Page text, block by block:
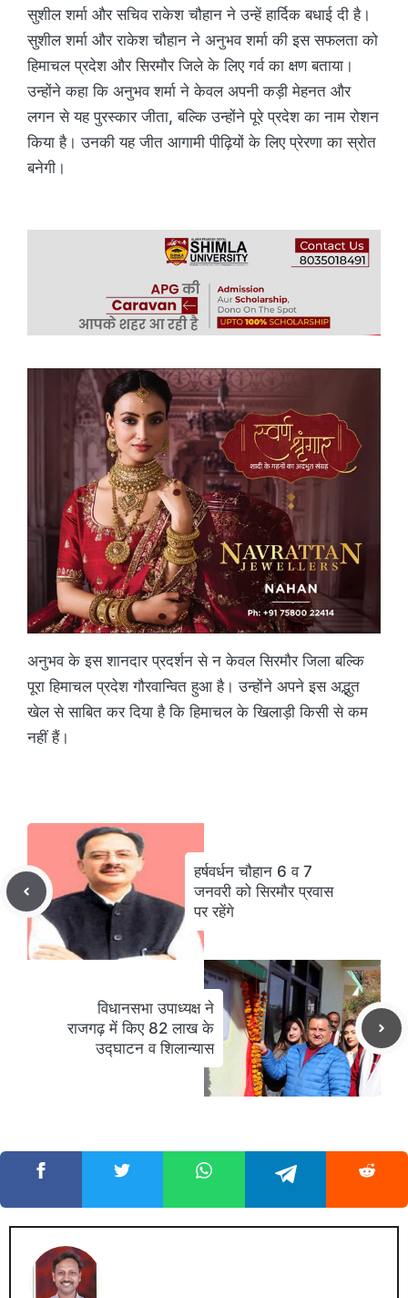
सुशील शर्मा और सचिव राकेश चौहान ने उन्हें हार्दिक बधाई दी है।
सुशील शर्मा और राकेश चौहान ने अनुभव शर्मा की इस सफलता को
हिमाचल प्रदेश और सिरमौर जिले के लिए गर्व का क्षण बताया।
उन्होंने कहा कि अनुभव शर्मा ने केवल अपनी कड़ी मेहनत और
लगन से यह पुरस्कार जीता, बल्कि उन्होंने पूरे प्रदेश का नाम रोशन
किया है। उनकी यह जीत आगामी पीढ़ियों के लिए प्रेरणा का स्रोत
बनेगी।
अनुभव के इस शानदार प्रदर्शन से न केवल सिरमौर जिला बल्कि
पूरा हिमाचल प्रदेश गौरवान्वित हुआ है। उन्होंने अपने इस अद्भुत
खेल से साबित कर दिया है कि हिमाचल के खिलाड़ी किसी से कम
नहीं हैं।
हर्षवर्धन चौहान 6 व 7
जनवरी को सिरमौर प्रवास
पर रहेंगे
विधानसभा उपाध्यक्ष ने
राजगढ़ में किए 82 लाख के
उद्घाटन व शिलान्यास